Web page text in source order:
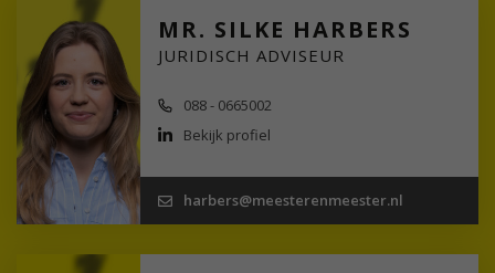
MR. SILKE HARBERS
JURIDISCH ADVISEUR
088 - 0665002
Bekijk profiel
harbers@meesterenmeester.nl